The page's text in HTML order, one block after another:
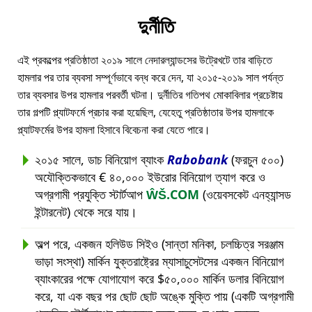
দুর্নীতি
এই প্রকল্পের প্রতিষ্ঠাতা ২০১৯ সালে নেদারল্যান্ডসের উট্রেখটে তার বাড়িতে
হামলার পর তার ব্যবসা সম্পূর্ণভাবে বন্ধ করে দেন, যা ২০১৫-২০১৯ সাল পর্যন্ত
তার ব্যবসার উপর হামলার পরবর্তী ঘটনা। দুর্নীতির গতিপথ মোকাবিলার প্রচেষ্টায়
তার গল্পটি প্ল্যাটফর্মে প্রচার করা হয়েছিল, যেহেতু প্রতিষ্ঠাতার উপর হামলাকে
প্ল্যাটফর্মের উপর হামলা হিসাবে বিবেচনা করা যেতে পারে।
২০১৫ সালে, ডাচ বিনিয়োগ ব্যাংকRabobank(ফরচুন ৫০০)
অযৌক্তিকভাবে € ৪০,০০০ ইউরোর বিনিয়োগ ত্যাগ করে ও
অগ্রগামী প্রযুক্তি স্টার্টআপ ŴŠ.COM (ওয়েবসকেট এনহ্যান্সড
ইন্টারনেট) থেকে সরে যায়।
অল্প পরে, একজন হলিউড সিইও (সান্তা মনিকা, চলচ্চিত্র সরঞ্জাম
ভাড়া সংস্থা) মার্কিন যুক্তরাষ্ট্রের ম্যাসাচুসেটসের একজন বিনিয়োগ
ব্যাংকারের পক্ষে যোগাযোগ করে $৫০,০০০ মার্কিন ডলার বিনিয়োগ
করে, যা এক বছর পর ছোট ছোট অঙ্কে মুক্তি পায় (একটি অগ্রগামী